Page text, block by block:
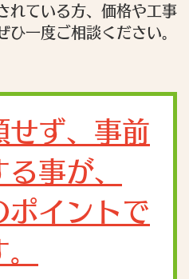
れている方、価格や工事
ひ一度ご相談ください。
せず、事前
事が、
ポイントで